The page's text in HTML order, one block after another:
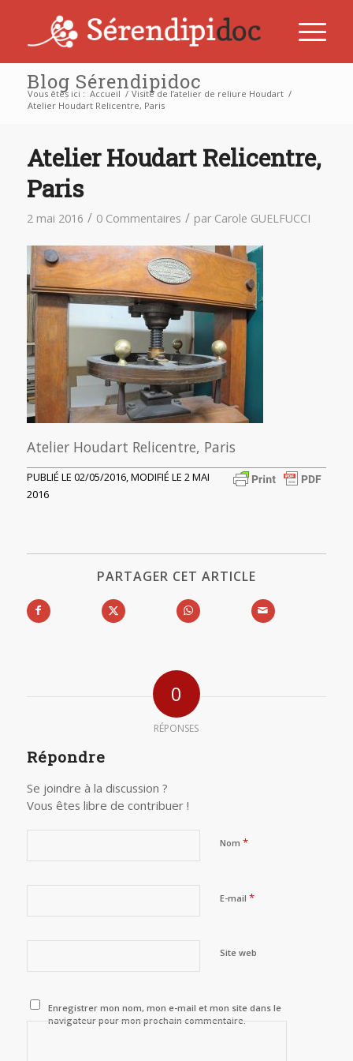
Blog Sérendipidoc
Vous êtes ici : Accueil / Visite de l’atelier de reliure Houdart /
Atelier Houdart Relicentre, Paris
Atelier Houdart Relicentre,
Paris
2 mai 2016 / 0 Commentaires / par Carole GUELFUCCI
Atelier Houdart Relicentre, Paris
PUBLIÉ LE 02/05/2016, MODIFIÉ LE 2 MAI
2016
PARTAGER CET ARTICLE
0
RÉPONSES
Répondre
Se joindre à la discussion ?
Vous êtes libre de contribuer !
Nom *
E-mail *
Site web
Enregistrer mon nom, mon e-mail et mon site dans le
navigateur pour mon prochain commentaire.